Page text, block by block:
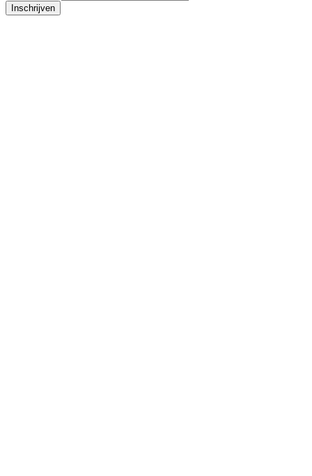
Inschrijven